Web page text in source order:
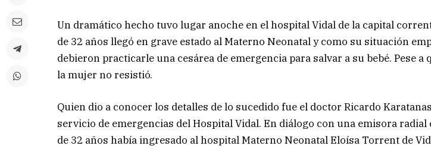
Un dramático hecho tuvo lugar anoche en el hospital Vidal de la capital
de 32 años llegó en grave estado al Materno Neonatal y como su situación
debieron practicarle una cesárea de emergencia para salvar a su bebé. Pese a
la mujer no resistió.
Quien dio a conocer los detalles de lo sucedido fue el doctor Ricardo
servicio de emergencias del Hospital Vidal. En diálogo con una emisora
de 32 años había ingresado al hospital Materno Neonatal Eloísa Torrent de